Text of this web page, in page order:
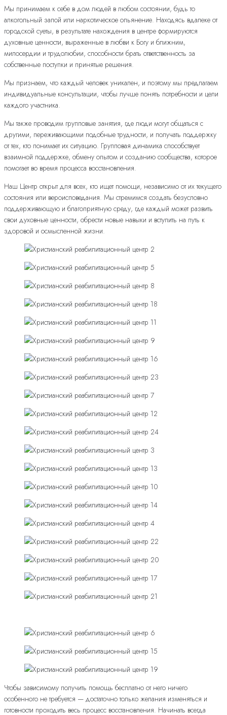
Мы принимаем к себе в дом людей в любом состоянии, будь то
алкогольный запой или наркотическое опьянение. Находясь вдалеке от
городской суеты, в результате нахождения в центре формируются
духовные ценности, выраженные в любви к Богу и ближним,
милосердии и трудолюбии, способности брать ответственность за
собственные поступки и принятые решения.
Мы признаем, что каждый человек уникален, и поэтому мы предлагаем
индивидуальные консультации, чтобы лучше понять потребности и цели
каждого участника.
Мы также проводим групповые занятия, где люди могут общаться с
другими, переживающими подобные трудности, и получать поддержку
от тех, кто понимает их ситуацию. Групповая динамика способствует
взаимной поддержке, обмену опытом и созданию сообщества, которое
помогает во время процесса восстановления.
Наш Центр открыт для всех, кто ищет помощи, независимо от их текущего
состояния или вероисповедания. Мы стремимся создать безусловно
поддерживающую и благоприятную среду, где каждый может развить
свои духовные ценности, обрести новые навыки и вступить на путь к
здоровой и осмысленной жизни.
Чтобы зависимому получить помощь бесплатно от него ничего
особенного не требуется — достаточно только желания изменяться и
готовности проходить весь процесс восстановления. Начинать всегда